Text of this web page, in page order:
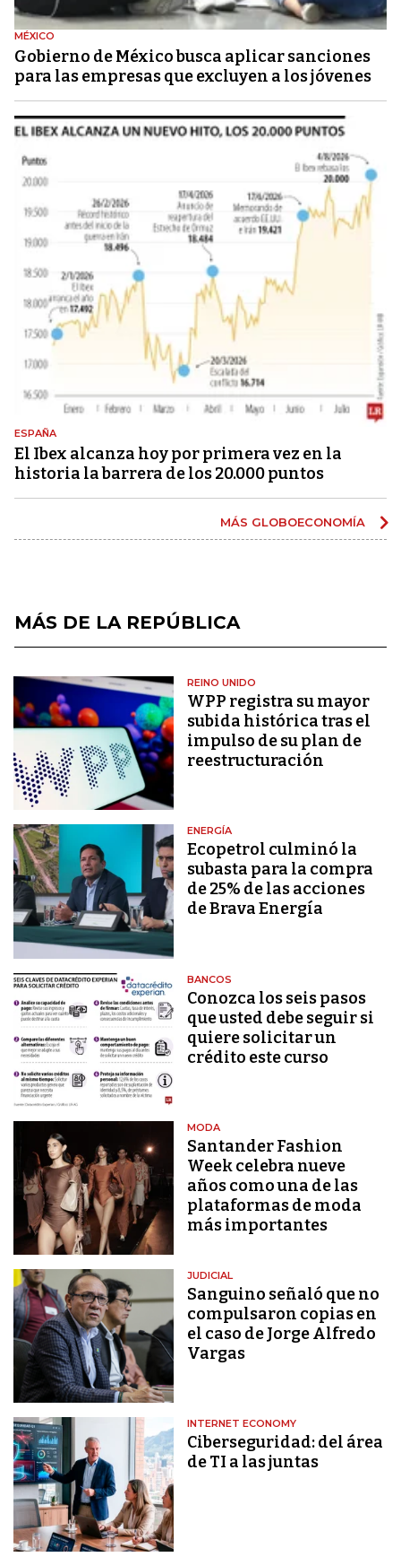
MÉXICO
Gobierno de México busca aplicar sanciones
para las empresas que excluyen a los jóvenes
ESPAÑA
El Ibex alcanza hoy por primera vez en la
historia la barrera de los 20.000 puntos
MÁS GLOBOECONOMÍA
MÁS DE LA REPÚBLICA
REINO UNIDO
WPP registra su mayor
subida histórica tras el
impulso de su plan de
reestructuración
ENERGÍA
Ecopetrol culminó la
subasta para la compra
de 25% de las acciones
de Brava Energía
BANCOS
Conozca los seis pasos
que usted debe seguir si
quiere solicitar un
crédito este curso
MODA
Santander Fashion
Week celebra nueve
años como una de las
plataformas de moda
más importantes
JUDICIAL
Sanguino señaló que no
compulsaron copias en
el caso de Jorge Alfredo
Vargas
INTERNET ECONOMY
Ciberseguridad: del área
de TI a las juntas